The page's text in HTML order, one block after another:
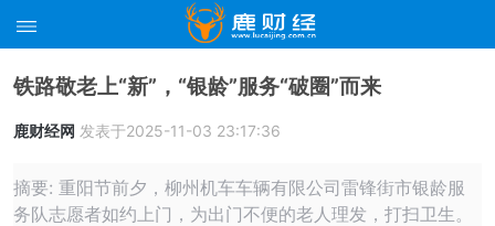
铁路敬老上“新”，“银龄”服务“破圈”而来
鹿财经网 发表于2025-11-03 23:17:36
摘要: 重阳节前夕，柳州机车车辆有限公司雷锋街市银龄服
务队志愿者如约上门，为出门不便的老人理发，打扫卫生。